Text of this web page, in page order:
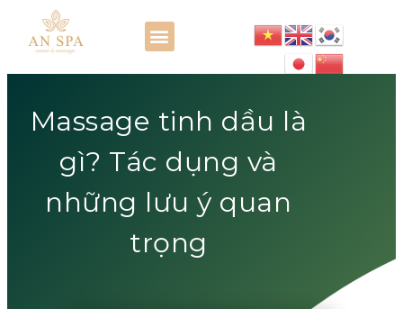
Massage tinh dầu là
gì? Tác dụng và
những lưu ý quan
trọng